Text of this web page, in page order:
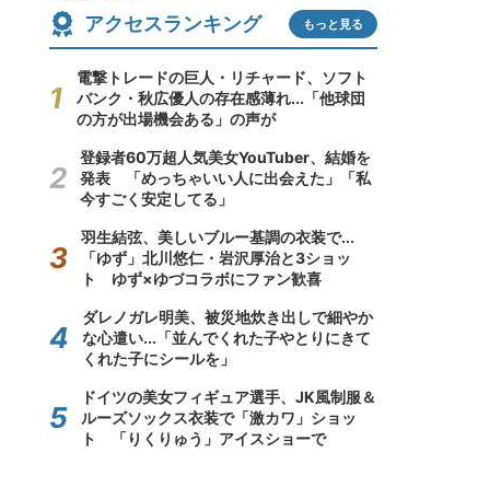
アクセスランキング もっと見る
電撃トレードの巨人・リチャード、ソフト
バンク・秋広優人の存在感薄れ...「他球団
の方が出場機会ある」の声が
登録者60万超人気美女YouTuber、結婚を
発表 「めっちゃいい人に出会えた」「私
今すごく安定してる」
羽生結弦、美しいブルー基調の衣装で...
「ゆず」北川悠仁・岩沢厚治と3ショッ
ト ゆず×ゆづコラボにファン歓喜
ダレノガレ明美、被災地炊き出しで細やか
な心遣い...「並んでくれた子やとりにきて
くれた子にシールを」
ドイツの美女フィギュア選手、JK風制服＆
ルーズソックス衣装で「激カワ」ショッ
ト 「りくりゅう」アイスショーで